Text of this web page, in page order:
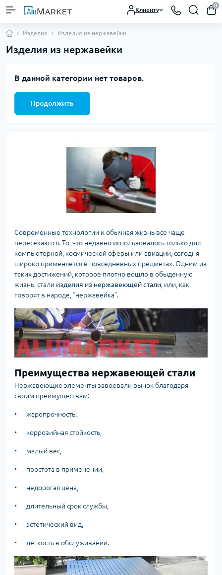
Клиенту
0
Изделия Изделия из нержавейки
Изделия из нержавейки
В данной категории нет товаров.
Продолжить
Современные технологии и обычная жизнь все чаще
пересекаются. То, что недавно использовалось только для
компьютерной, космической сферы или авиации, сегодня
широко применяется в повседневных предметах. Одним из
таких достижений, которое плотно вошло в обыденную
жизнь, стали изделия из нержавеющей стали , или, как
говорят в народе, “нержавейка”.
Преимущества нержавеющей стали
Нержавеющие элементы завоевали рынок благодаря
своим преимуществам:
• жаропрочность,
• коррозийная стойкость,
• малый вес,
• простота в применении,
• недорогая цена,
• длительный срок службы,
• эстетический вид,
• легкость в обслуживании.